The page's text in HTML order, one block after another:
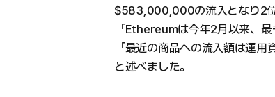
$583,000,000の流入となり2
「Ethereumは今年2月以来、最
「最近の商品への流入額は運
と述べました。